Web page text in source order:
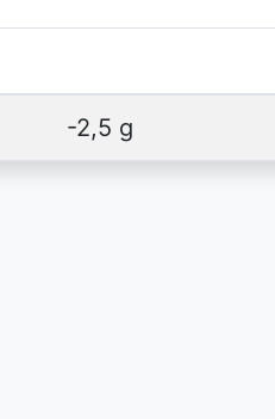
-2,5 g